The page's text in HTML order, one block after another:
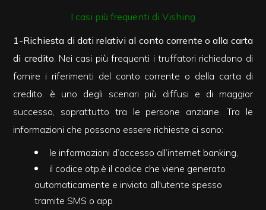
I casi più frequenti di Vishing
1-Richiesta di dati relativi al conto corrente o alla carta
di credito. Nei casi più frequenti i truffatori richiedono di
fornire i riferimenti del conto corrente o della carta di
credito. è uno degli scenari più diffusi e di maggior
successo, soprattutto tra le persone anziane. Tra le
informazioni che possono essere richieste ci sono:
le informazioni d’accesso all’internet banking,
il codice otp,è il codice che viene generato
automaticamente e inviato all'utente spesso
tramite SMS o app
Prezzo